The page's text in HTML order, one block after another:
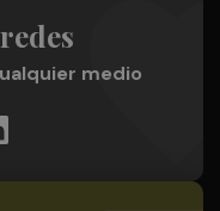
medio